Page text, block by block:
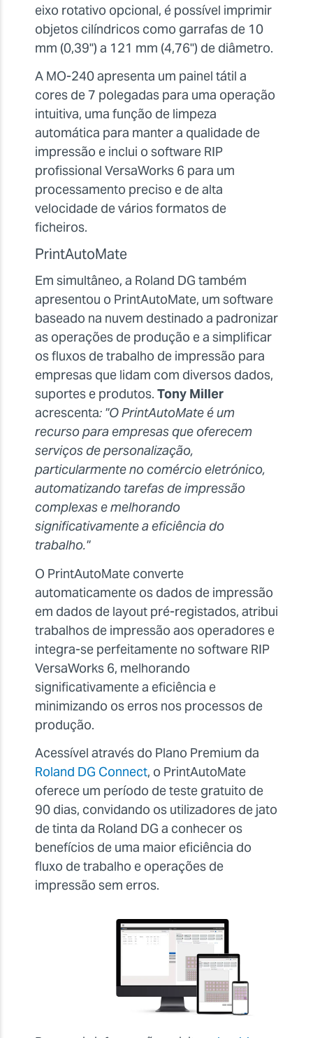
eixo rotativo opcional, é possível imprimir
objetos cilíndricos como garrafas de 10
mm (0,39") a 121 mm (4,76") de diâmetro.
A MO-240 apresenta um painel tátil a
cores de 7 polegadas para uma operação
intuitiva, uma função de limpeza
automática para manter a qualidade de
impressão e inclui o software RIP
profissional VersaWorks 6 para um
processamento preciso e de alta
velocidade de vários formatos de
ficheiros.
PrintAutoMate
Em simultâneo, a Roland DG também
apresentou o PrintAutoMate, um software
baseado na nuvem destinado a padronizar
as operações de produção e a simplificar
os fluxos de trabalho de impressão para
empresas que lidam com diversos dados,
suportes e produtos. Tony Miller
acrescenta: "O PrintAutoMate é um
recurso para empresas que oferecem
serviços de personalização,
particularmente no comércio eletrónico,
automatizando tarefas de impressão
complexas e melhorando
significativamente a eficiência do
trabalho."
O PrintAutoMate converte
automaticamente os dados de impressão
em dados de layout pré-registados, atribui
trabalhos de impressão aos operadores e
integra-se perfeitamente no software RIP
VersaWorks 6, melhorando
significativamente a eficiência e
minimizando os erros nos processos de
produção.
Acessível através do Plano Premium da
Roland DG Connect, o PrintAutoMate
oferece um período de teste gratuito de
90 dias, convidando os utilizadores de jato
de tinta da Roland DG a conhecer os
benefícios de uma maior eficiência do
fluxo de trabalho e operações de
impressão sem erros.